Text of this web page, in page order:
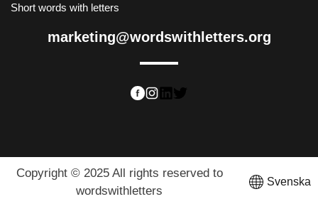
Short words with letters
marketing@wordswithletters.org
Copyright © 2025 All rights reserved to
wordswithletters
Svenska